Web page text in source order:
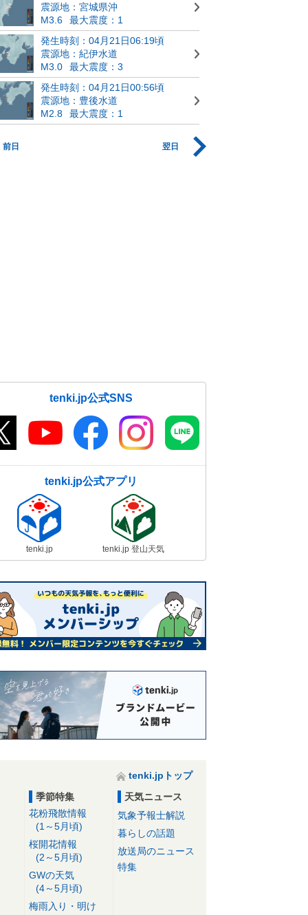
震源地：宮城県沖
M3.6
最大震度：1
発生時刻：04月21日06:19頃
震源地：紀伊水道
M3.0
最大震度：3
発生時刻：04月21日00:56頃
震源地：豊後水道
M2.8
最大震度：1
前日 翌日
tenki.jp公式SNS
tenki.jp公式アプリ
tenki.jp tenki.jp 登山天気
tenki.jpトップ
季節特集
花粉飛散情報
(1～5月頃)
桜開花情報
(2～5月頃)
GWの天気
(4～5月頃)
梅雨入り・明け
天気ニュース
気象予報士解説
暮らしの話題
放送局のニュース
特集